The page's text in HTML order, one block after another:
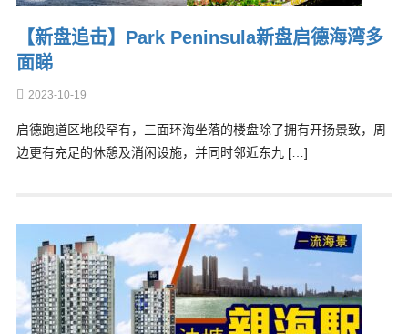
【新盘追击】Park Peninsula新盘启德海湾多
面睇
2023-10-19
启德跑道区地段罕有，三面环海坐落的楼盘除了拥有开扬景致，周
边更有充足的休憩及消闲设施，并同时邻近东九 […]